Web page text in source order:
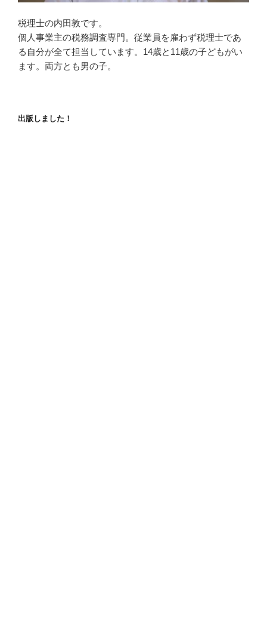
税理士の内田敦です。
個人事業主の税務調査専門。従業員を雇わず税理士であ
る自分が全て担当しています。14歳と11歳の子どもがい
ます。両方とも男の子。
出版しました！